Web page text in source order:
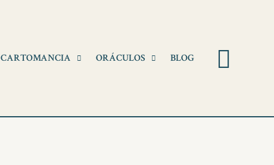
CARTOMANCIA ORÁCULOS BLOG